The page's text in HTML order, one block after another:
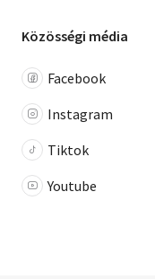
Közösségi média
Facebook
Instagram
Tiktok
Youtube